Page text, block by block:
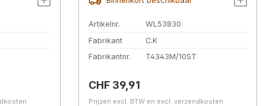
Artikelnr.
WL53830
Fabrikant
C.K
Fabrikantnr.
T4343M/10ST
Normale prijs:
CHF 39,91
Prijzen excl. BTW en excl. verzendkosten